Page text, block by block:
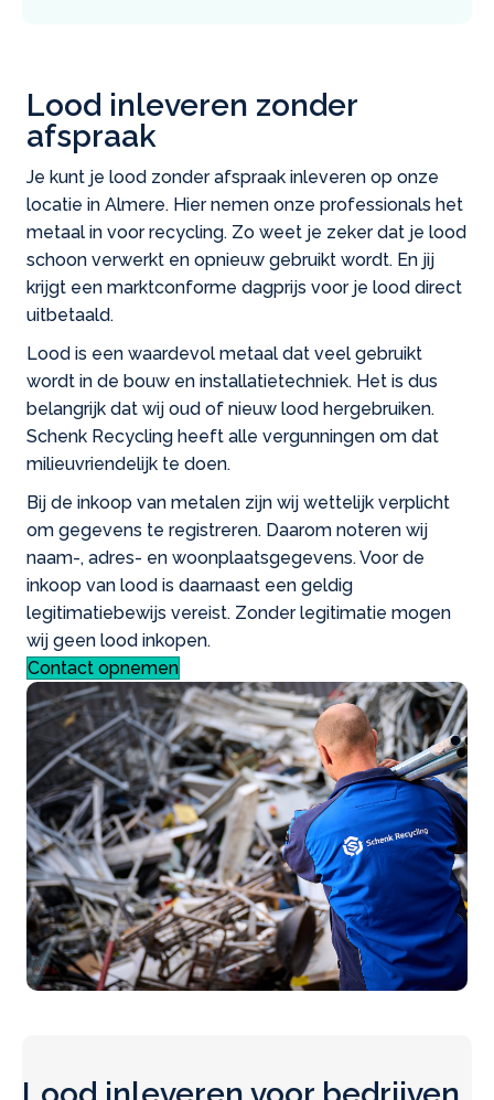
Lood inleveren zonder
afspraak
Je kunt je lood zonder afspraak inleveren op onze
locatie in Almere. Hier nemen onze professionals het
metaal in voor recycling. Zo weet je zeker dat je lood
schoon verwerkt en opnieuw gebruikt wordt. En jij
krijgt een marktconforme dagprijs voor je lood direct
uitbetaald.
Lood is een waardevol metaal dat veel gebruikt
wordt in de bouw en installatietechniek. Het is dus
belangrijk dat wij oud of nieuw lood hergebruiken.
Schenk Recycling heeft alle vergunningen om dat
milieuvriendelijk te doen.
Bij de inkoop van metalen zijn wij wettelijk verplicht
om gegevens te registreren. Daarom noteren wij
naam-, adres- en woonplaatsgegevens. Voor de
inkoop van lood is daarnaast een geldig
legitimatiebewijs vereist. Zonder legitimatie mogen
wij geen lood inkopen.
Contact opnemen